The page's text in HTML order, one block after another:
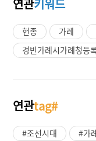
연관키워드
헌종 가례
경빈가례시가례청등
연관tag#
#조선시대 #가